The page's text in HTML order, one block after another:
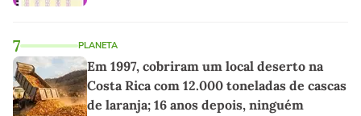
7 PLANETA
Em 1997, cobriram um local deserto na
Costa Rica com 12.000 toneladas de cascas
de laranja; 16 anos depois, ninguém